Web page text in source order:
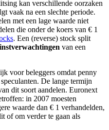
kan verschillende oorzaken
vaak na een slechte periode.
met een lage waarde niet
die onder de koers van € 1
. Een (reverse) stock split
van een
voor beleggers omdat penny
De lange termijn
dit soort aandelen. Euronext
in 2007 moesten
waarde dan € 1 verhandelden,
of om verder te gaan als